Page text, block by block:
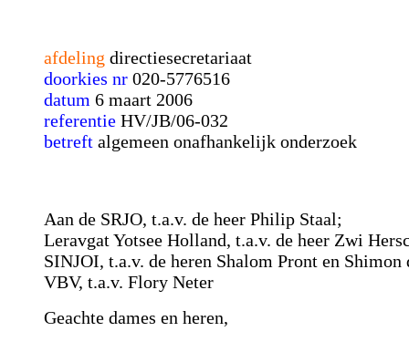
afdeling directiesecretariaat
doorkies nr 020-5776516
datum 6 maart 2006
referentie HV/JB/06-032
betreft algemeen onafhankelijk onderzoek
Aan de SRJO, t.a.v. de heer Philip Staal;
Leravgat Yotsee Holland, t.a.v. de heer Zwi
SINJOI, t.a.v. de heren Shalom Pront en
VBV, t.a.v. Flory Neter
Geachte dames en heren,